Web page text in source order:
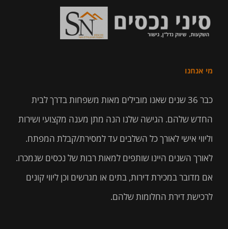
מי אנחנו
כבר 36 שנים שאנו מובילים מאות משפחות בדרך לבית
החדש שלהם. הגישה שלנו הנה מתן מענה מקצועי ושירות
וליווי אישי לאורך כל השלבים עד למסירת/קבלת המפתח.
לאורך השנים היינו שותפים למאות רבות של נכסים שנמכרו.
אם מדובר במכירת דירות, בתים או מגרשים וכן ליווי קונים
לרכישת דירת החלומות שלהם.